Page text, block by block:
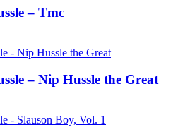
– Tmc
– Nip Hussle the Great